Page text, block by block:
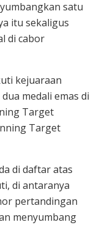
satu
itu sekaligus
di cabor
kejuaraan
medali emas di
Target
Target
di daftar atas
di antaranya
pertandingan
menyumbang